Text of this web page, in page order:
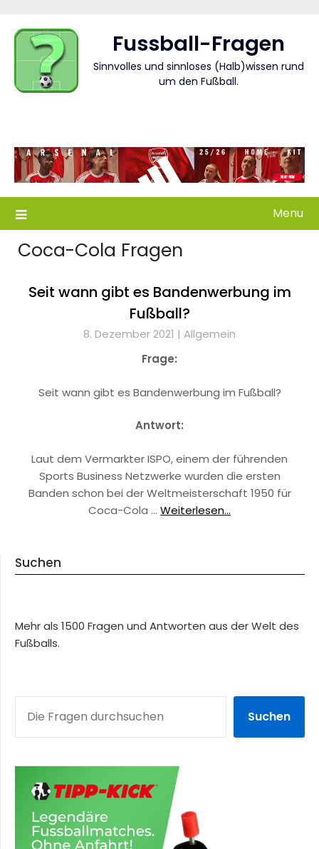
content
Fussball-Fragen
Sinnvolles und sinnloses (Halb)wissen rund
um den Fußball.
Menu
Coca-Cola Fragen
Seit wann gibt es Bandenwerbung im
Fußball?
8. Dezember 2021 | Allgemein
Frage:
Seit wann gibt es Bandenwerbung im Fußball?
Antwort:
Laut dem Vermarkter ISPO, einem der führenden
Sports Business Netzwerke wurden die ersten
Banden schon bei der Weltmeisterschaft 1950 für
Coca-Cola … Weiterlesen...
Suchen
Mehr als 1500 Fragen und Antworten aus der Welt des
Fußballs.
Suchen